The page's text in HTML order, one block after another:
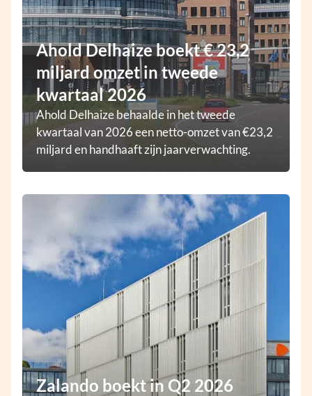
Ahold Delhaize boekt € 23,2
miljard omzet in tweede
kwartaal 2026
Ahold Delhaize behaalde in het tweede
kwartaal van 2026 een netto-omzet van €23,2
miljard en handhaaft zijn jaarverwachting.
Zalando boekt in Q2 2026